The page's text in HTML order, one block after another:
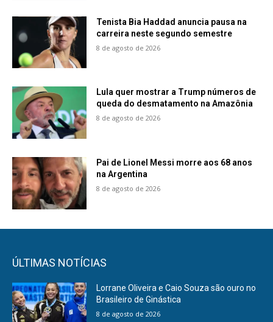
Tenista Bia Haddad anuncia pausa na
carreira neste segundo semestre
8 de agosto de 2026
Lula quer mostrar a Trump números de
queda do desmatamento na Amazônia
8 de agosto de 2026
Pai de Lionel Messi morre aos 68 anos
na Argentina
8 de agosto de 2026
ÚLTIMAS NOTÍCIAS
Lorrane Oliveira e Caio Souza são ouro no
Brasileiro de Ginástica
8 de agosto de 2026